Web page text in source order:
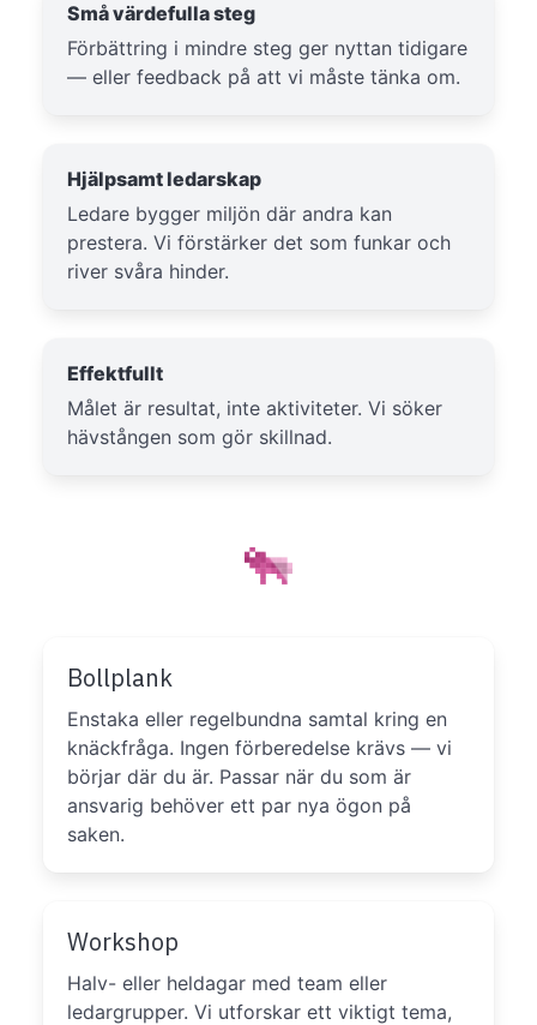
Små värdefulla steg
Förbättring i mindre steg ger nyttan tidigare
— eller feedback på att vi måste tänka om.
Hjälpsamt ledarskap
Ledare bygger miljön där andra kan
prestera. Vi förstärker det som funkar och
river svåra hinder.
Effektfullt
Målet är resultat, inte aktiviteter. Vi söker
hävstången som gör skillnad.
Bollplank
Enstaka eller regelbundna samtal kring en
knäckfråga. Ingen förberedelse krävs — vi
börjar där du är. Passar när du som är
ansvarig behöver ett par nya ögon på
saken.
Workshop
Halv- eller heldagar med team eller
ledargrupper. Vi utforskar ett viktigt tema,